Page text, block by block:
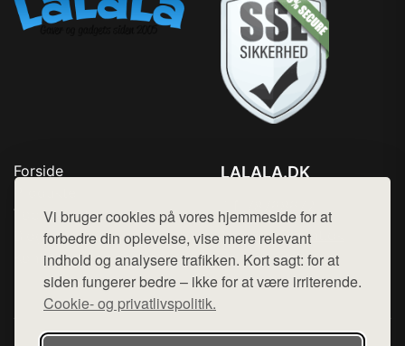
Vi bruger cookies på vores hjemmeside for at
forbedre din oplevelse, vise mere relevant
indhold og analysere trafikken. Kort sagt: for at
siden fungerer bedre – ikke for at være irriterende.
Cookie- og privatlivspolitik.
Forside
Top Rabatter
Blog
Kontakt
LALALA.DK
Mail: hej@want.dk
Cookie- og privatlivspolitik